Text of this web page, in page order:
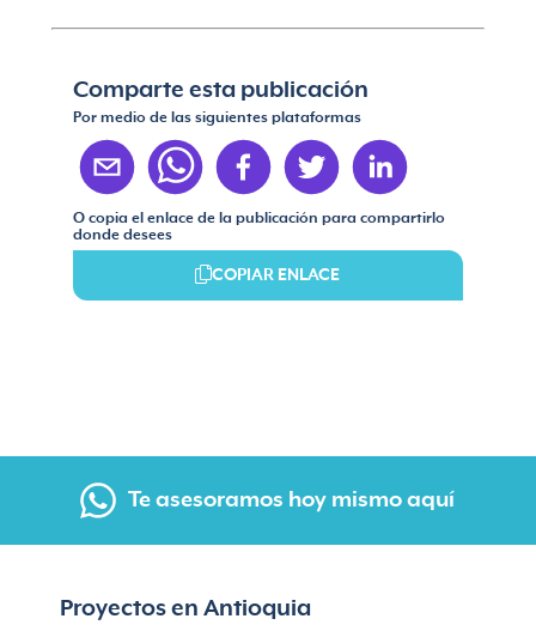
Comparte esta publicación
Por medio de las siguientes plataformas
O copia el enlace de la publicación para compartirlo
donde desees
COPIAR ENLACE
Te asesoramos hoy mismo aquí
Proyectos en Antioquia